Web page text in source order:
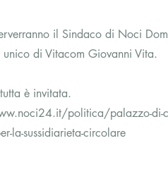
il Sindaco di Noci
unico di Vitacom Giovanni Vita.
è invitata.
politica/palazzo-di-
la-sussidiarieta-circolare